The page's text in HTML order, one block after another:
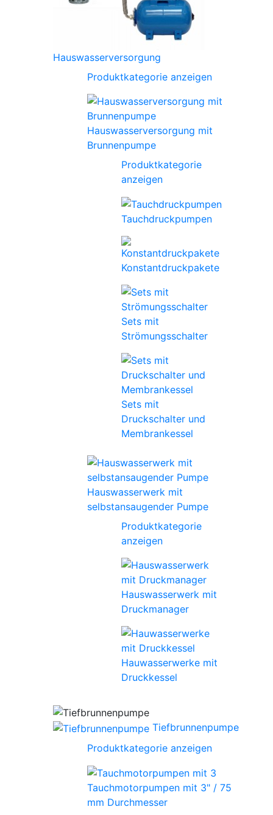
Hauswasserversorgung
Produktkategorie anzeigen
Hauswasserversorgung mit
Brunnenpumpe
Produktkategorie
anzeigen
Tauchdruckpumpen
Konstantdruckpakete
Sets mit
Strömungsschalter
Sets mit
Druckschalter und
Membrankessel
Hauswasserwerk mit
selbstansaugender Pumpe
Produktkategorie
anzeigen
Hauswasserwerk mit
Druckmanager
Hauwasserwerke mit
Druckkessel
Tiefbrunnenpumpe
Produktkategorie anzeigen
Tauchmotorpumpen mit 3" / 75
mm Durchmesser